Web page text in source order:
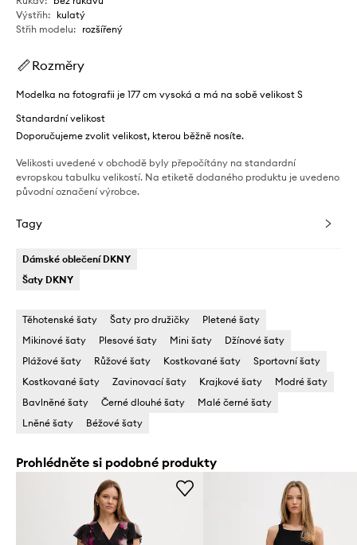
Výstřih: kulatý
Střih modelu: rozšířený
Rozměry
Modelka na fotografii je 177 cm vysoká a má na sobě velikost S
Standardní velikost
Doporučujeme zvolit velikost, kterou běžně nosíte.
Velikosti uvedené v obchodě byly přepočítány na standardní
evropskou tabulku velikostí. Na etiketě dodaného produktu je uvedeno
původní označení výrobce.
Tagy
Dámské oblečení DKNY
Šaty DKNY
Těhotenské šaty Šaty pro družičky
Pletené šaty
Mikinové šaty
Plesové šaty Mini šaty
Džínové šaty
Plážové šaty
Růžové šaty Kostkované šaty
Sportovní šaty
Kostkované šaty
Zavinovací šaty Krajkové šaty
Modré šaty
Bavlněné šaty
Černé dlouhé šaty
Malé černé šaty
Lněné šaty
Béžové šaty
Prohlédněte si podobné produkty